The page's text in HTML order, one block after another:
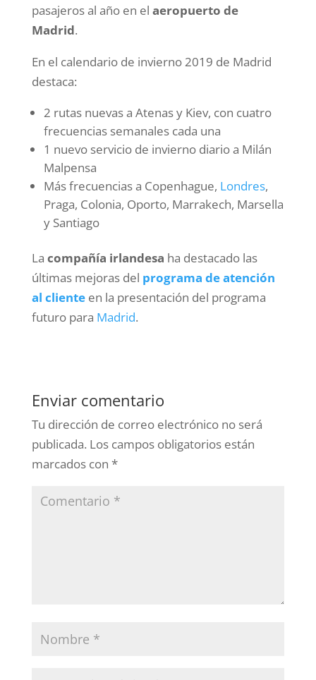
pasajeros al año en el aeropuerto de
Madrid.
En el calendario de invierno 2019 de Madrid
destaca:
2 rutas nuevas a Atenas y Kiev, con cuatro
frecuencias semanales cada una
1 nuevo servicio de invierno diario a Milán
Malpensa
Más frecuencias a Copenhague, Londres,
Praga, Colonia, Oporto, Marrakech, Marsella
y Santiago
La compañía irlandesa ha destacado las
últimas mejoras del programa de atención
al clienteen la presentación del programa
futuro para Madrid.
Enviar comentario
Tu dirección de correo electrónico no será
publicada. Los campos obligatorios están
marcados con *